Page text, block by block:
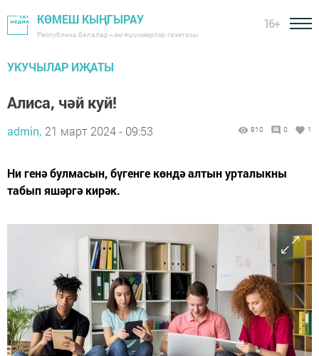
КӨМЕШ КЫҢГЫРАУ
Республика балалар һәм яшүсмерләр газетасы
16+
УКУЧЫЛАР ИҖАТЫ
Алиса, чәй куй!
admin, 21 март 2024 - 09:53 810 0 1
Ни генә булмасын, бүгенге көндә алтын урталыкны
табып яшәргә кирәк.